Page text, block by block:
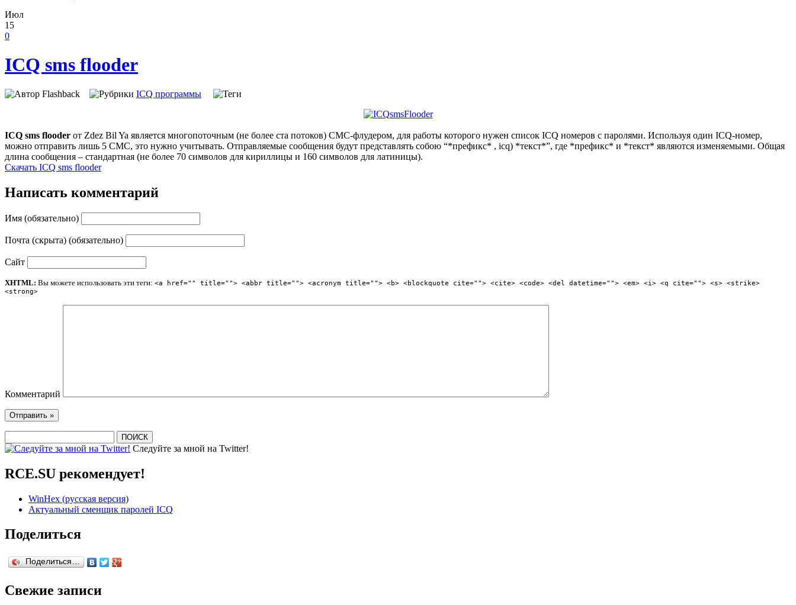
Июл
15
0
ICQ sms flooder
Flashback ICQ программы
ICQ sms flooder от Zdez Bil Ya является многопоточным (не более ста потоков) СМС-флудером, для работы которого нужен список ICQ номеров с паролями. Используя один ICQ-номер,
можно отправить лишь 5 СМС, это нужно учитывать. Отправляемые сообщения будут представлять собою “*префикс* , icq) *текст*”, где *префикс* и *текст* являются изменяемыми. Общая
длина сообщения – стандартная (не более 70 символов для кириллицы и 160 символов для латиницы).
Скачать ICQ sms flooder
Написать комментарий
Имя (обязательно)
Почта (скрыта) (обязательно)
Сайт
XHTML: Вы можете использовать эти теги: <a href="" title=""> <abbr title=""> <acronym title=""> <b> <blockquote cite=""> <cite> <code> <del datetime=""> <em> <i> <q cite=""> <s> <strike>
<strong>
Комментарий
Следуйте за мной на Twitter!
RCE.SU рекомендует!
WinHex (русская версия)
Актуальный сменщик паролей ICQ
Поделиться
Поделиться…
Свежие записи